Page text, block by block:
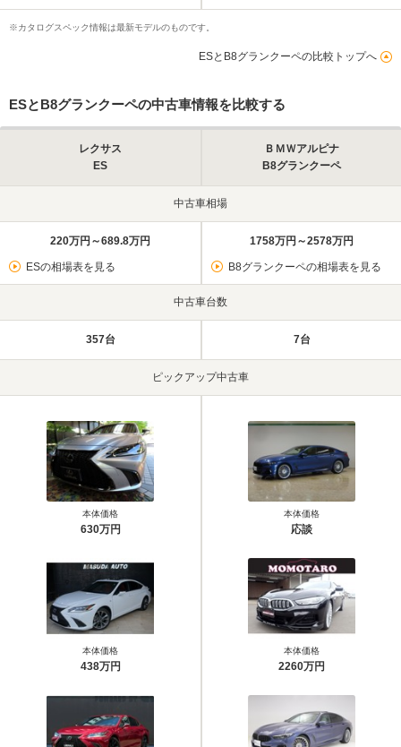
※カタログスペック情報は最新モデルのものです。
ESとB8グランクーペの比較トップへ
ESとB8グランクーペの中古車情報を比較する
レクサス
ES
ＢＭＷアルピナ
B8グランクーペ
中古車相場
220万円～689.8万円
ESの相場表を見る
1758万円～2578万円
B8グランクーペの相場表を見る
中古車台数
357台 7台
ピックアップ中古車
本体価格
630万円
本体価格
438万円
本体価格
応談
本体価格
2260万円